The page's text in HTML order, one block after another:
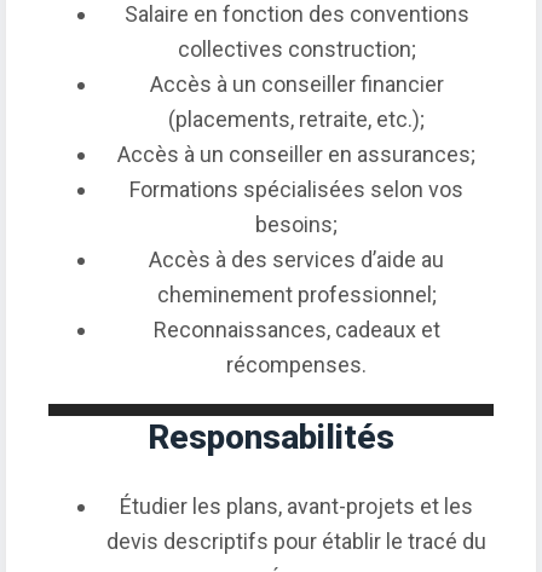
Salaire en fonction des conventions
collectives construction;
Accès à un conseiller financier
(placements, retraite, etc.);
Accès à un conseiller en assurances;
Formations spécialisées selon vos
besoins;
Accès à des services d’aide au
cheminement professionnel;
Reconnaissances, cadeaux et
récompenses.
Responsabilités
Étudier les plans, avant-projets et les
devis descriptifs pour établir le tracé du